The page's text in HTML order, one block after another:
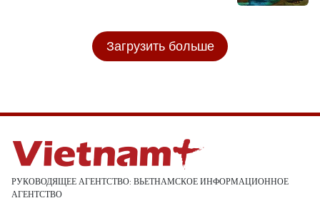
Загрузить больше
РУКОВОДЯЩЕЕ АГЕНТСТВО: ВЬЕТНАМСКОЕ ИНФОРМАЦИОННОЕ
АГЕНТСТВО